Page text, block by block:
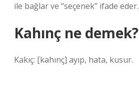
ile bağlar ve “seçenek” ifade eder.
Kahınç ne demek?
Kakıç: [kahınç] ayıp, hata, kusur.